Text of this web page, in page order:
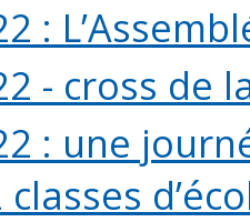
:
- cross de
: une